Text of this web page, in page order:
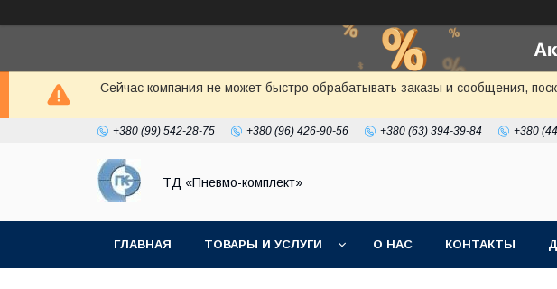
Сейчас компания не может быстро обрабатывать заказы и сообщения,
+380 (99) 542-28-75 +380 (96) 426-90-56 +380 (63) 394-39-84 +380
ТД «Пневмо-комплект»
ГЛАВНАЯ ТОВАРЫ И УСЛУГИ О НАС КОНТАКТЫ